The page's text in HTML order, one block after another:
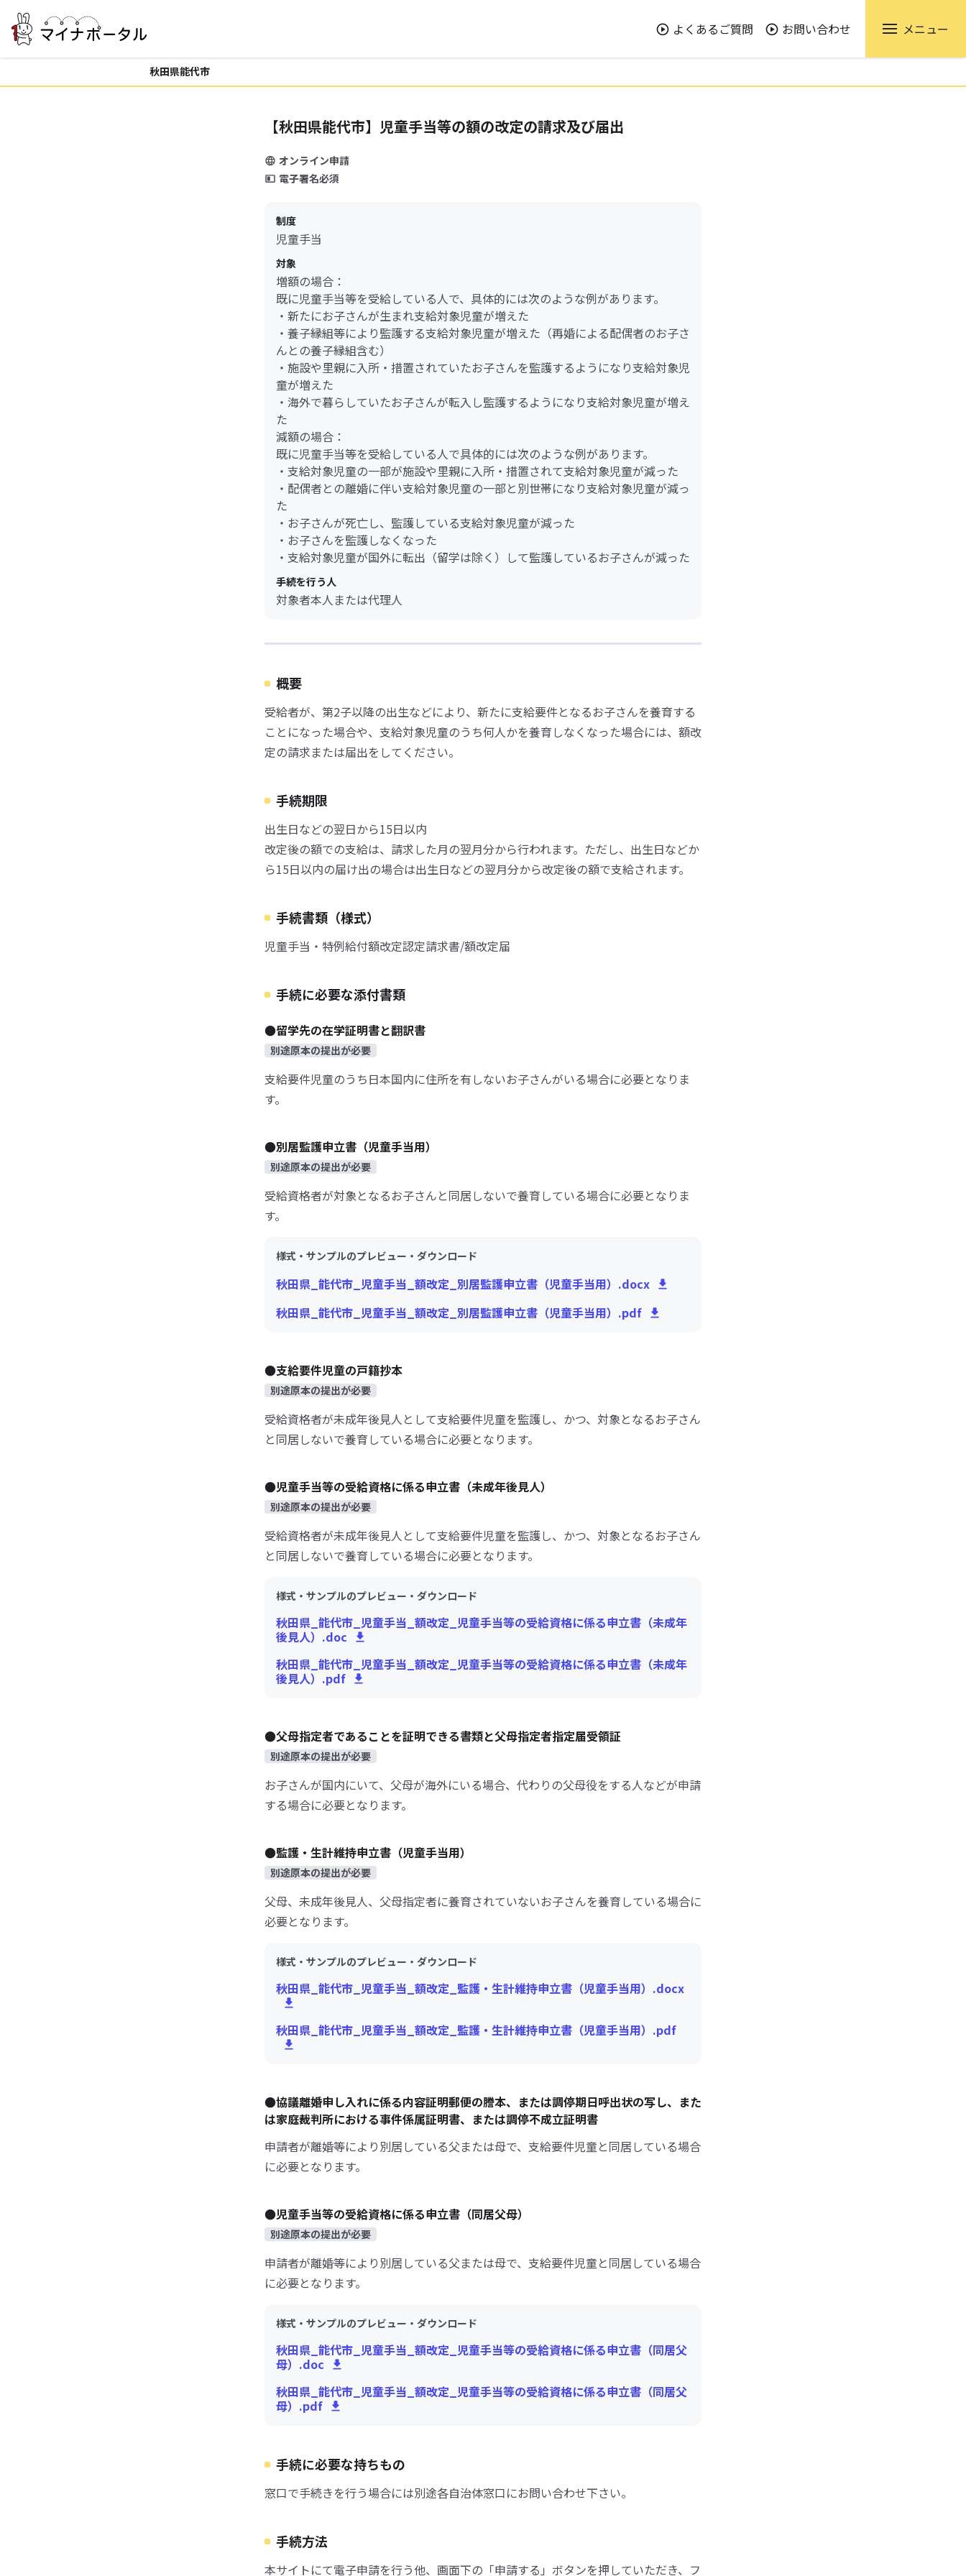
よくあるご質問 お問い合わせ メニュー
秋田県能代市
【秋田県能代市】児童手当等の額の改定の請求及び届出
オンライン申請
電子署名必須
制度
児童手当
対象
増額の場合：
既に児童手当等を受給している人で、具体的には次のような例があります。
・新たにお子さんが生まれ支給対象児童が増えた
・養子縁組等により監護する支給対象児童が増えた（再婚による配偶者のお子さ
んとの養子縁組含む）
・施設や里親に入所・措置されていたお子さんを監護するようになり支給対象児
童が増えた
・海外で暮らしていたお子さんが転入し監護するようになり支給対象児童が増え
た
減額の場合：
既に児童手当等を受給している人で具体的には次のような例があります。
・支給対象児童の一部が施設や里親に入所・措置されて支給対象児童が減った
・配偶者との離婚に伴い支給対象児童の一部と別世帯になり支給対象児童が減っ
た
・お子さんが死亡し、監護している支給対象児童が減った
・お子さんを監護しなくなった
・支給対象児童が国外に転出（留学は除く）して監護しているお子さんが減った
手続を行う人
対象者本人または代理人
概要
受給者が、第2子以降の出生などにより、新たに支給要件となるお子さんを養育する
ことになった場合や、支給対象児童のうち何人かを養育しなくなった場合には、額改
定の請求または届出をしてください。
手続期限
出生日などの翌日から15日以内
改定後の額での支給は、請求した月の翌月分から行われます。ただし、出生日などか
ら15日以内の届け出の場合は出生日などの翌月分から改定後の額で支給されます。
手続書類（様式）
児童手当・特例給付額改定認定請求書/額改定届
手続に必要な添付書類
●留学先の在学証明書と翻訳書
別途原本の提出が必要
支給要件児童のうち日本国内に住所を有しないお子さんがいる場合に必要となりま
す。
●別居監護申立書（児童手当用）
別途原本の提出が必要
受給資格者が対象となるお子さんと同居しないで養育している場合に必要となりま
す。
様式・サンプルのプレビュー・ダウンロード
秋田県_能代市_児童手当_額改定_別居監護申立書（児童手当用）.docx
秋田県_能代市_児童手当_額改定_別居監護申立書（児童手当用）.pdf
●支給要件児童の戸籍抄本
別途原本の提出が必要
受給資格者が未成年後見人として支給要件児童を監護し、かつ、対象となるお子さん
と同居しないで養育している場合に必要となります。
●児童手当等の受給資格に係る申立書（未成年後見人）
別途原本の提出が必要
受給資格者が未成年後見人として支給要件児童を監護し、かつ、対象となるお子さん
と同居しないで養育している場合に必要となります。
様式・サンプルのプレビュー・ダウンロード
秋田県_能代市_児童手当_額改定_児童手当等の受給資格に係る申立書（未成年
後見人）.doc
秋田県_能代市_児童手当_額改定_児童手当等の受給資格に係る申立書（未成年
後見人）.pdf
●父母指定者であることを証明できる書類と父母指定者指定届受領証
別途原本の提出が必要
お子さんが国内にいて、父母が海外にいる場合、代わりの父母役をする人などが申請
する場合に必要となります。
●監護・生計維持申立書（児童手当用）
別途原本の提出が必要
父母、未成年後見人、父母指定者に養育されていないお子さんを養育している場合に
必要となります。
様式・サンプルのプレビュー・ダウンロード
秋田県_能代市_児童手当_額改定_監護・生計維持申立書（児童手当用）.docx
秋田県_能代市_児童手当_額改定_監護・生計維持申立書（児童手当用）.pdf
●協議離婚申し入れに係る内容証明郵便の謄本、または調停期日呼出状の写し、また
は家庭裁判所における事件係属証明書、または調停不成立証明書
申請者が離婚等により別居している父または母で、支給要件児童と同居している場合
に必要となります。
●児童手当等の受給資格に係る申立書（同居父母）
別途原本の提出が必要
申請者が離婚等により別居している父または母で、支給要件児童と同居している場合
に必要となります。
様式・サンプルのプレビュー・ダウンロード
秋田県_能代市_児童手当_額改定_児童手当等の受給資格に係る申立書（同居父
母）.doc
秋田県_能代市_児童手当_額改定_児童手当等の受給資格に係る申立書（同居父
母）.pdf
手続に必要な持ちもの
窓口で手続きを行う場合には別途各自治体窓口にお問い合わせ下さい。
手続方法
本サイトにて電子申請を行う他、画面下の「申請する」ボタンを押していただき、フ